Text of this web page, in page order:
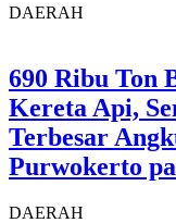
DAERAH
690 Ribu Ton
Kereta Api,
Terbesar
Purwokerto
DAERAH